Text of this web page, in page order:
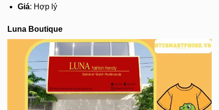
Giá: Hợp lý
Luna Boutique